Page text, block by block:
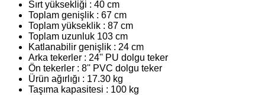
Sırt yüksekliği : 40 cm
Toplam genişlik : 67 cm
Toplam yükseklik : 87 cm
Toplam uzunluk 103 cm
Katlanabilir genişlik : 24 cm
Arka tekerler : 24'' PU dolgu teker
Ön tekerler : 8'' PVC dolgu teker
Ürün ağırlığı : 17.30 kg
Taşıma kapasitesi : 100 kg